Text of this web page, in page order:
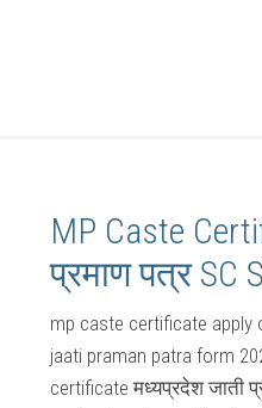
MP Caste
प्रमाण पत्र SC
mp caste certificate apply
jaati praman patra form
certificate मध्यप्रदेश जाती